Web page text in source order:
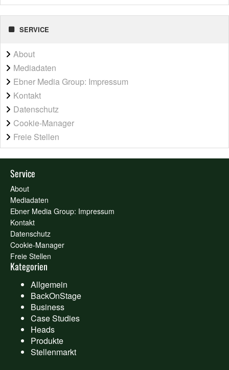
SERVICE
About
Mediadaten
Ebner Media Group: Impressum
Kontakt
Datenschutz
Cookie-Manager
Freie Stellen
Service
About
Mediadaten
Ebner Media Group: Impressum
Kontakt
Datenschutz
Cookie-Manager
Freie Stellen
Kategorien
Allgemein
BackOnStage
Business
Case Studies
Heads
Produkte
Stellenmarkt